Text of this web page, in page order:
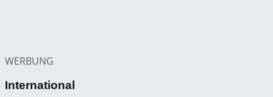
WERBUNG
International